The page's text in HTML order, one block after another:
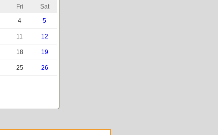
Fri
Sat
4 5
11 12
18 19
25 26